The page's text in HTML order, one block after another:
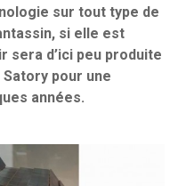
sur tout type de
si elle est
sera d’ici peu produite
pour une
années.